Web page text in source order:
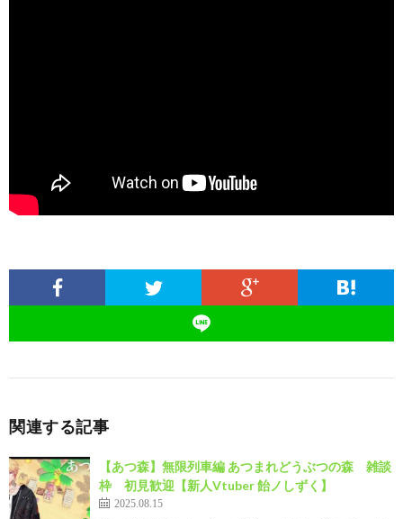
関連する記事
【あつ森】無限列車編 あつまれどうぶつの森 雑談
枠 初見歓迎【新人Vtuber 飴ノしずく】
2025.08.15